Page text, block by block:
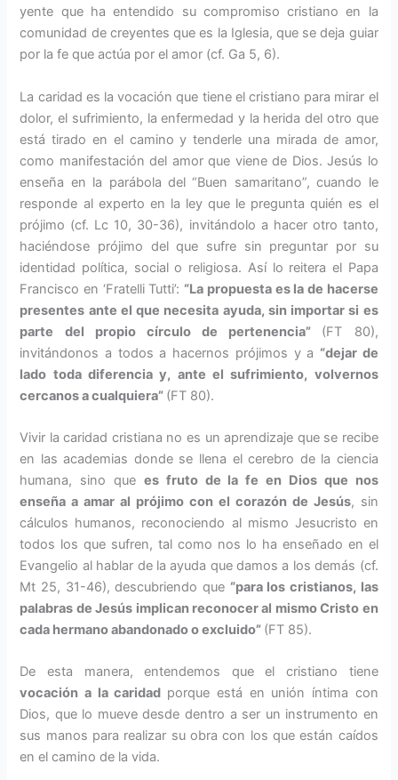
yente que ha entendido su compro­miso cristiano en la
comunidad de creyentes que es la Iglesia, que se deja guiar
por la fe que actúa por el amor (cf. Ga 5, 6).
La caridad es la vocación que tie­ne el cristiano para mirar el
dolor, el sufrimiento, la enfermedad y la herida del otro que
está tirado en el camino y tenderle una mirada de amor,
como manifestación del amor que viene de Dios. Jesús lo
enseña en la parábola del “Buen samarita­no”, cuando le
responde al experto en la ley que le pregunta quién es el
prójimo (cf. Lc 10, 30-36), invitán­dolo a hacer otro tanto,
haciéndose prójimo del que sufre sin preguntar por su
identidad políti­ca, social o religiosa. Así lo reitera el Papa
Francisco en ‘Fratelli Tutti’: “La propues­ta es la de hacerse
presentes ante el que necesita ayuda, sin importar si es
parte del propio círculo de pertenencia” (FT 80),
invitándonos a todos a hacernos prójimos y a “dejar de
lado toda diferencia y, ante el sufrimiento, volver­nos
cercanos a cual­quiera” (FT 80).
Vivir la caridad cristiana no es un aprendizaje que se recibe
en las academias donde se llena el cere­bro de la ciencia
humana, sino que es fruto de la fe en Dios que nos
enseña a amar al prójimo con el corazón de Jesús, sin
cálculos humanos, reconociendo al mismo Jesucristo en
todos los que sufren, tal como nos lo ha enseñado en el
Evangelio al hablar de la ayuda que damos a los demás (cf.
Mt 25, 31-46), descubriendo que “para los cristianos, las
palabras de Jesús implican reconocer al mismo Cristo en
cada hermano abando­nado o excluido” (FT 85).
De esta manera, entendemos que el cristiano tiene
vocación a la caridad porque está en unión ínti­ma con
Dios, que lo mueve desde dentro a ser un instrumento en
sus manos para realizar su obra con los que están caídos
en el camino de la vida.